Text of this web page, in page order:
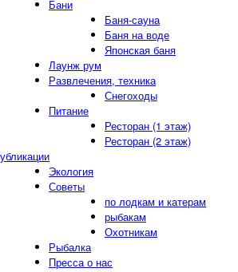
Бани
Баня-сауна
Баня на воде
Японская баня
Лаунж рум
Развлечения, техника
Снегоходы
Питание
Ресторан (1 этаж)
Ресторан (2 этаж)
Экология
Советы
по лодкам и катерам
рыбакам
Охотникам
Рыбалка
Пресса о нас